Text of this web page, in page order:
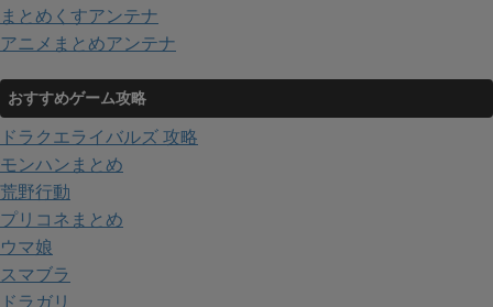
まとめくすアンテナ
アニメまとめアンテナ
おすすめゲーム攻略
ドラクエライバルズ 攻略
モンハンまとめ
荒野行動
プリコネまとめ
ウマ娘
スマブラ
ドラガリ